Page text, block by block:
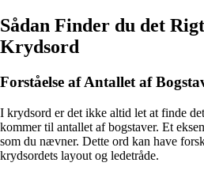
Sådan Finder du det
Krydsord
Forståelse af Antallet af
I krydsord er det ikke altid let at finde
kommer til antallet af bogstaver. Et
som du nævner. Dette ord kan have
krydsordets layout og ledetråde.